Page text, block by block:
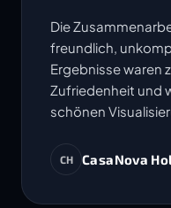
Die
freundlich,
Ergebnisse waren
Zufriedenheit und
schönen
CH CasaNova